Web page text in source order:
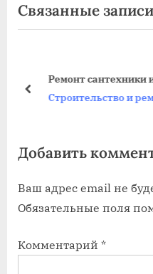
записям
д
ы
щ
з
п
и
ь
е
д
з
п
и
Связанные записи
Ремонт сантехники
Строительство и
пред
Добавить
Ваш адрес email не
Обязательные поля
Комментарий *